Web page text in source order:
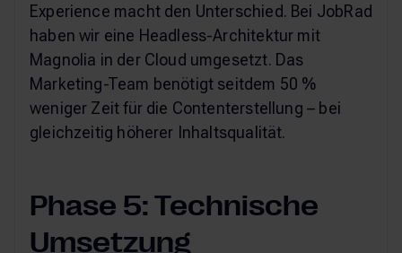
Experience macht den Unterschied. Bei JobRad
haben wir eine Headless-Architektur mit
Magnolia in der Cloud umgesetzt. Das
Marketing-Team benötigt seitdem 50 %
weniger Zeit für die Contenterstellung – bei
gleichzeitig höherer Inhaltsqualität.
Phase 5: Technische
Umsetzung